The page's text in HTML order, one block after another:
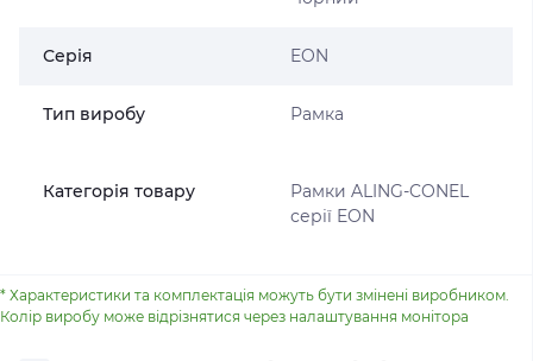
Серія EON
Тип виробу Рамка
Категорія товару
Рамки ALING-CONEL
серії EON
* Характеристики та комплектація можуть бути змінені виробником.
Колір виробу може відрізнятися через налаштування монітора